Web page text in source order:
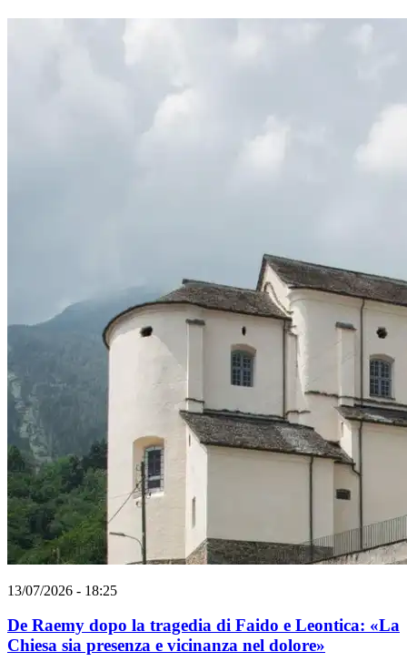
13/07/2026 - 18:25
De Raemy dopo la tragedia di Faido e Leontica: «La
Chiesa sia presenza e vicinanza nel dolore»